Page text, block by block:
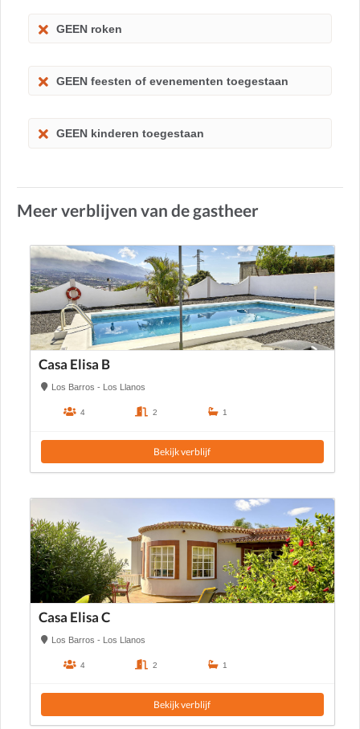
GEEN roken
GEEN feesten of evenementen toegestaan
GEEN kinderen toegestaan
Meer verblijven van de gastheer
Casa Elisa B
Los Barros - Los Llanos
4 2 1
Bekijk verblijf
Casa Elisa C
Los Barros - Los Llanos
4 2 1
Bekijk verblijf